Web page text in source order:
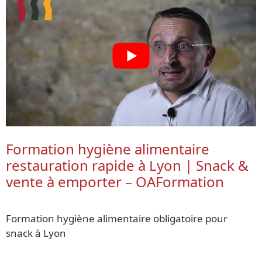
Formation hygiène alimentaire
restauration rapide à Lyon | Snack &
vente à emporter – OAFormation
Formation hygiène alimentaire obligatoire pour
snack à Lyon